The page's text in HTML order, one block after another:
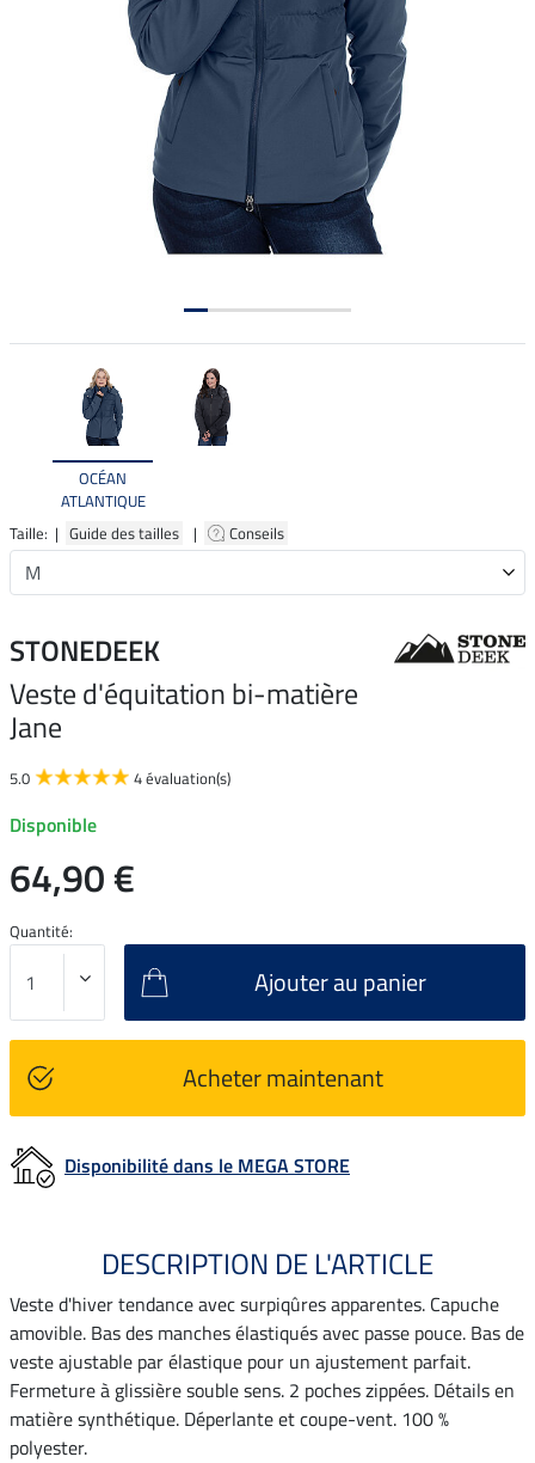
OCÉAN
ATLANTIQUE
Taille: | Guide des tailles | Conseils
STONEDEEK
Veste d'équitation bi-matière
Jane
5.0 4 évaluation(s)
Disponible
64,90 €
Quantité:
Ajouter au panier
Acheter maintenant
Disponibilité dans le MEGA STORE
DESCRIPTION DE L'ARTICLE
Veste d'hiver tendance avec surpiqûres apparentes. Capuche
amovible. Bas des manches élastiqués avec passe pouce. Bas de
veste ajustable par élastique pour un ajustement parfait.
Fermeture à glissière souble sens. 2 poches zippées. Détails en
matière synthétique. Déperlante et coupe-vent. 100 %
polyester.